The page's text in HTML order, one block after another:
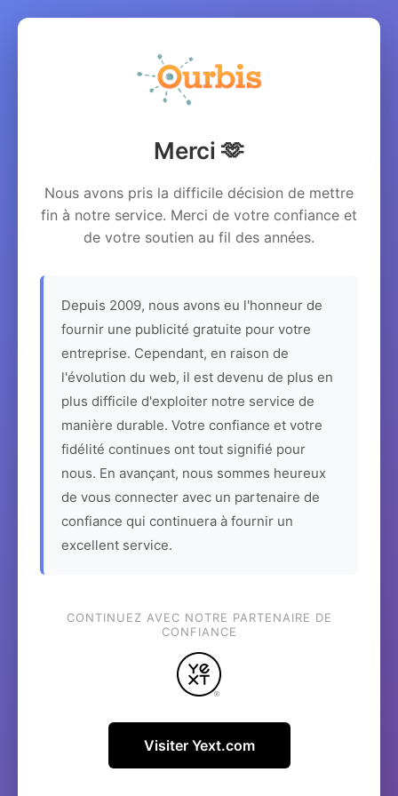
Merci 🫶
Nous avons pris la difficile décision de mettre
fin à notre service. Merci de votre confiance et
de votre soutien au fil des années.
Depuis 2009, nous avons eu l'honneur de
fournir une publicité gratuite pour votre
entreprise. Cependant, en raison de
l'évolution du web, il est devenu de plus en
plus difficile d'exploiter notre service de
manière durable. Votre confiance et votre
fidélité continues ont tout signifié pour
nous. En avançant, nous sommes heureux
de vous connecter avec un partenaire de
confiance qui continuera à fournir un
excellent service.
CONTINUEZ AVEC NOTRE PARTENAIRE DE
CONFIANCE
Visiter Yext.com